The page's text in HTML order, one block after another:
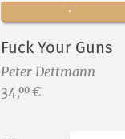
Fuck Your Guns
Peter Dettmann
Preis:
34,00 €